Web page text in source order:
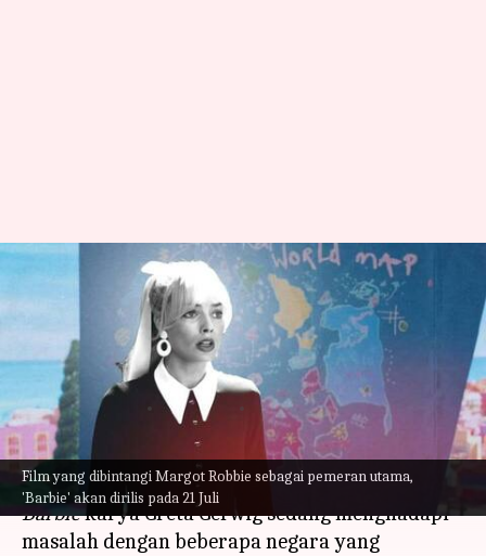
Film yang dibintangi Margot Robbie sebagai pemeran utama,
'Barbie' akan dirilis pada 21 Juli
#NewsBytesExplainer:
Mengurai kontroversi
Penggambaran Peta Dunia
Barbie
menulis Handoko Jul 10, 2023 11:58 am
Apa ceritanya
Barbiekarya Greta Gerwig sedang menghadapi
masalah dengan beberapa negara yang